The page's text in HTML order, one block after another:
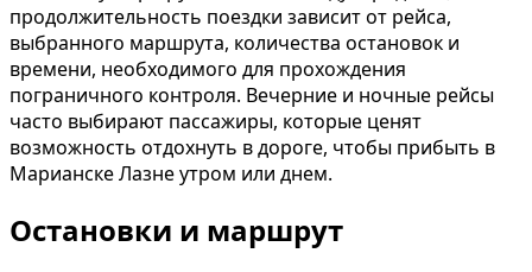
продолжительность поездки зависит от рейса,
выбранного маршрута, количества остановок и
времени, необходимого для прохождения
пограничного контроля. Вечерние и ночные рейсы
часто выбирают пассажиры, которые ценят
возможность отдохнуть в дороге, чтобы прибыть в
Марианске Лазне утром или днем.
Остановки и маршрут